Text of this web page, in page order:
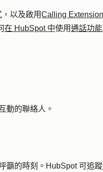
以及啟用Calling
在 HubSpot 中使用通話功能
動的聯絡人。
籲的時刻。HubSpot 可追